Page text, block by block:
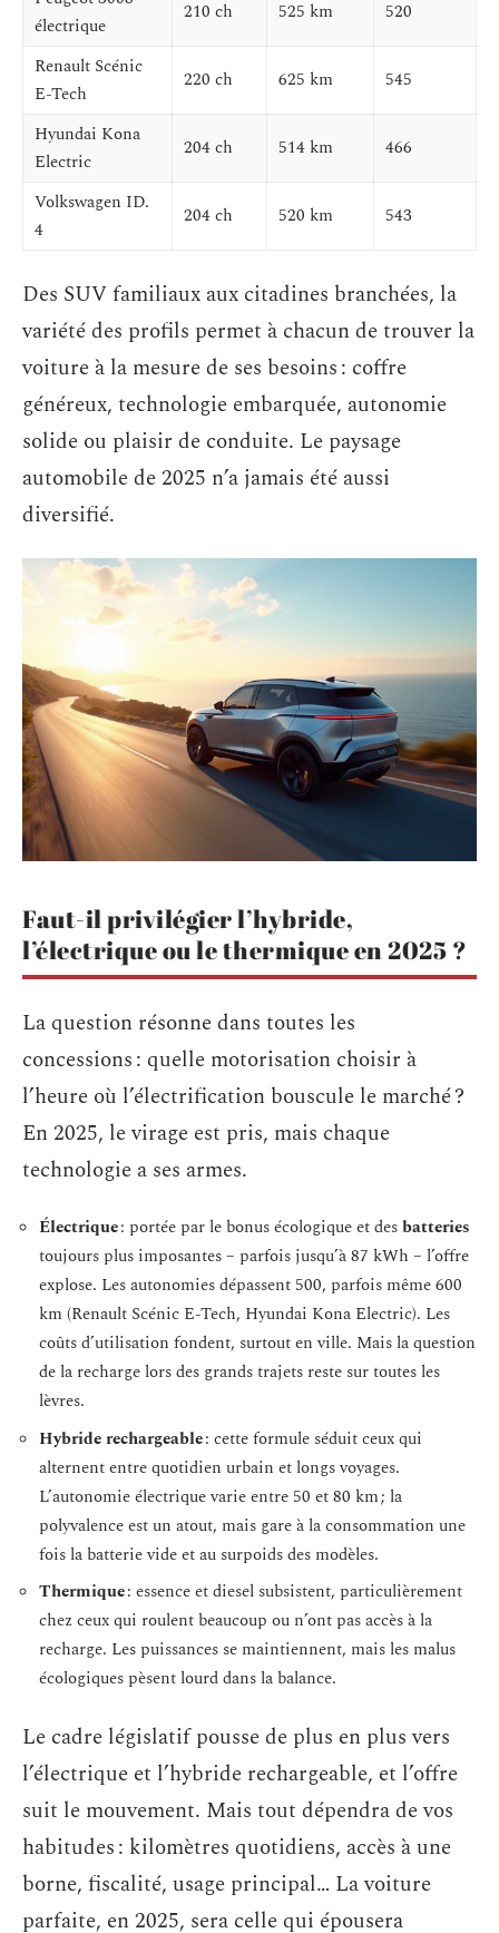
électrique
210 ch 525 km 520
Renault Scénic
E-Tech
220 ch 625 km 545
Hyundai Kona
Electric
204 ch 514 km 466
Volkswagen ID.
4
204 ch 520 km 543
Des SUV familiaux aux citadines branchées, la
variété des profils permet à chacun de trouver la
voiture à la mesure de ses besoins : coffre
généreux, technologie embarquée, autonomie
solide ou plaisir de conduite. Le paysage
automobile de 2025 n’a jamais été aussi
diversifié.
Faut-il privilégier l’hybride,
l’électrique ou le thermique en 2025 ?
La question résonne dans toutes les
concessions : quelle motorisation choisir à
l’heure où l’électrification bouscule le marché ?
En 2025, le virage est pris, mais chaque
technologie a ses armes.
Électrique: portée par le bonus écologique et desbatteries
toujours plus imposantes – parfois jusqu’à 87 kWh – l’offre
explose. Les autonomies dépassent 500, parfois même 600
km (Renault Scénic E-Tech, Hyundai Kona Electric). Les
coûts d’utilisation fondent, surtout en ville. Mais la question
de la recharge lors des grands trajets reste sur toutes les
lèvres.
Hybride rechargeable: cette formule séduit ceux qui
alternent entre quotidien urbain et longs voyages.
L’autonomie électrique varie entre 50 et 80 km ; la
polyvalence est un atout, mais gare à la consommation une
fois la batterie vide et au surpoids des modèles.
Thermique: essence et diesel subsistent, particulièrement
chez ceux qui roulent beaucoup ou n’ont pas accès à la
recharge. Les puissances se maintiennent, mais les malus
écologiques pèsent lourd dans la balance.
Le cadre législatif pousse de plus en plus vers
l’électrique et l’hybride rechargeable, et l’offre
suit le mouvement. Mais tout dépendra de vos
habitudes : kilomètres quotidiens, accès à une
borne, fiscalité, usage principal… La voiture
parfaite, en 2025, sera celle qui épousera